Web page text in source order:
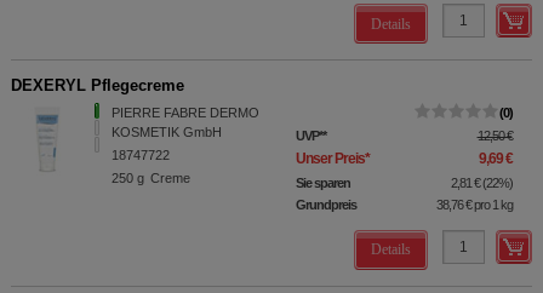
Details
DEXERYL Pflegecreme
PIERRE FABRE DERMO
KOSMETIK GmbH
18747722
250 g Creme
0
UVP** 12,50 €
Unser Preis* 9,69 €
Sie sparen 2,81 € (22%)
Grundpreis
38,76 €pro 1 kg
Details